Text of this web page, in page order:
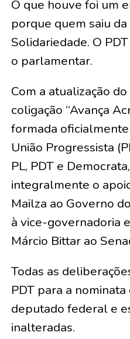
O que houve foi um
porque quem saiu
Solidariedade. O
o parlamentar.
​Com a atualização
coligação “Avança
formada
União Progressista
PL, PDT e
integralmente o
Mailza ao Governo
à vice-governadoria
Márcio Bittar ao
​Todas as
PDT para a
deputado federal e
inalteradas.